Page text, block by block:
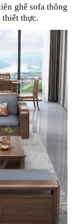
ghế sofa thông
thiết thực.